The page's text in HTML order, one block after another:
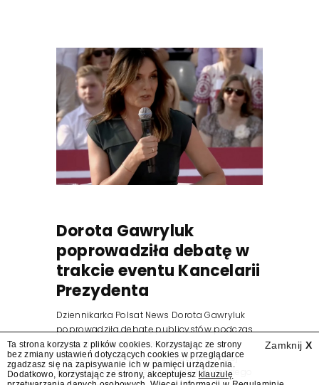
Dorota Gawryluk
poprowadziła debatę w
trakcie eventu Kancelarii
Prezydenta
Dziennikarka Polsat News Dorota Gawryluk
poprowadziła debatę publicystów podczas
zorganizowanego przez Kancelarię
Prezydenta wydarzenia z okazji pierwszej
rocznicy zaprzysiężenia Karola Nawrockiego
Zamknij X
Ta strona korzysta z plików cookies. Korzystając ze strony
bez zmiany ustawień dotyczących cookies w przeglądarce
zgadzasz się na zapisywanie ich w pamięci urządzenia.
Dodatkowo, korzystając ze strony, akceptujesz klauzulę